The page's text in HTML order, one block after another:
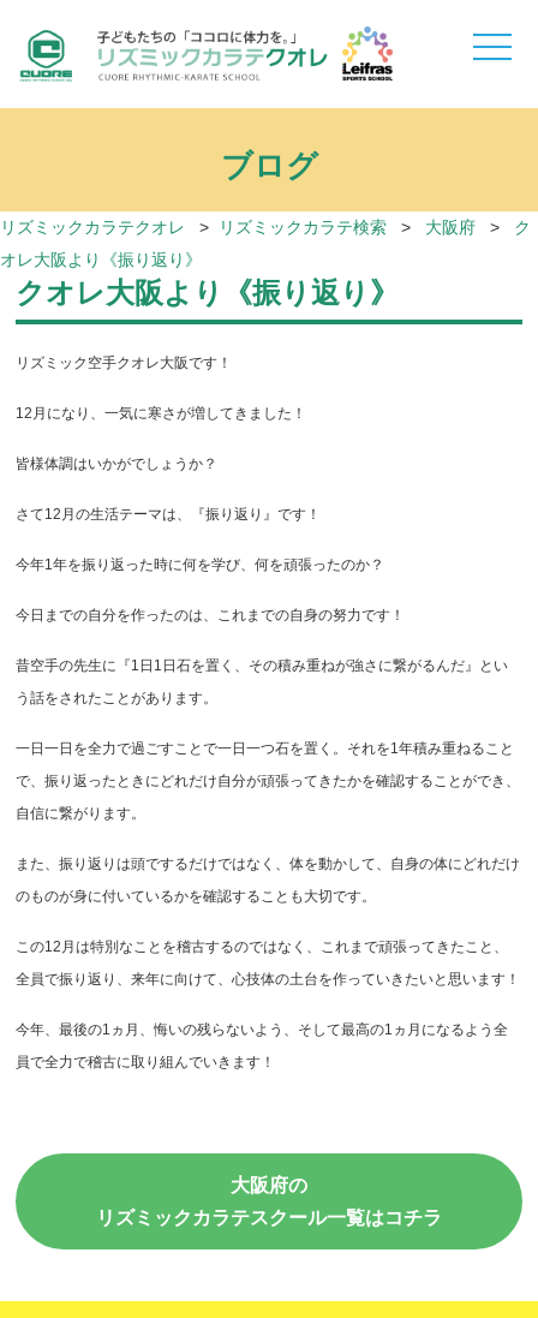
toggle
ブログ
リズミックカラテクオレ > リズミックカラテ検索 > 大阪府 >
ク
オレ大阪より《振り返り》
クオレ大阪より《振り返り》
リズミック空手クオレ大阪です！
12月になり、一気に寒さが増してきました！
皆様体調はいかがでしょうか？
さて12月の生活テーマは、『振り返り』です！
今年1年を振り返った時に何を学び、何を頑張ったのか？
今日までの自分を作ったのは、これまでの自身の努力です！
昔空手の先生に『1日1日石を置く、その積み重ねが強さに繋がるんだ』とい
う話をされたことがあります。
一日一日を全力で過ごすことで一日一つ石を置く。それを1年積み重ねること
で、振り返ったときにどれだけ自分が頑張ってきたかを確認することができ、
自信に繋がります。
また、振り返りは頭でするだけではなく、体を動かして、自身の体にどれだけ
のものが身に付いているかを確認することも大切です。
この12月は特別なことを稽古するのではなく、これまで頑張ってきたこと、
全員で振り返り、来年に向けて、心技体の土台を作っていきたいと思います！
今年、最後の1ヵ月、悔いの残らないよう、そして最高の1ヵ月になるよう全
員で全力で稽古に取り組んでいきます！
大阪府の
リズミックカラテスクール一覧はコチラ